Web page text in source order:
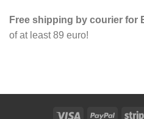
Free shipping by courier for
of at least 89 euro!